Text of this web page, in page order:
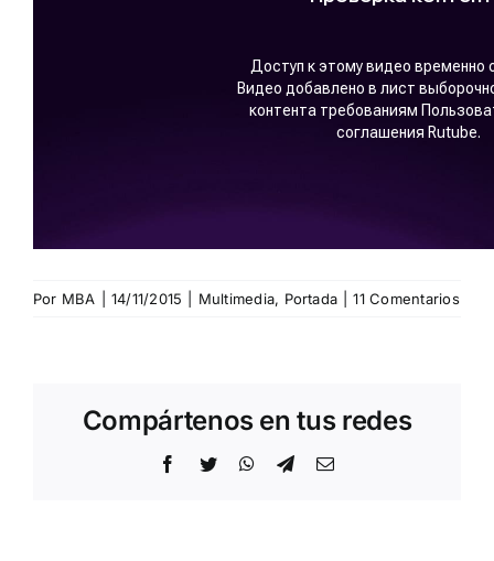
Por MBA 14/11/2015 Multimedia, Portada 11 Comentarios
Compártenos en tus redes
Facebook
Twitter WhatsApp
TelegramCorreo